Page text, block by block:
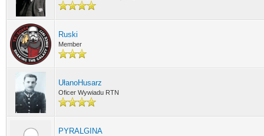
Ruski
Member
UłanoHusarz
Oficer Wywiadu RTN
PYRALGINA